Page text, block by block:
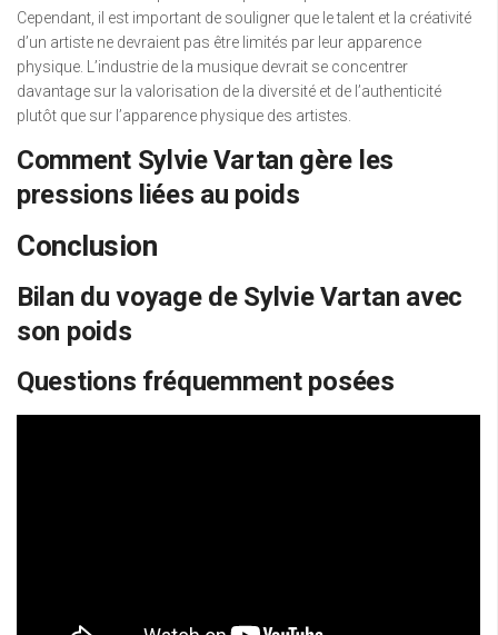
Cependant, il est important de souligner que le talent et la créativité
d’un artiste ne devraient pas être limités par leur apparence
physique. L’industrie de la musique devrait se concentrer
davantage sur la valorisation de la diversité et de l’authenticité
plutôt que sur l’apparence physique des artistes.
Comment Sylvie Vartan gère les
pressions liées au poids
Conclusion
Bilan du voyage de Sylvie Vartan avec
son poids
Questions fréquemment posées